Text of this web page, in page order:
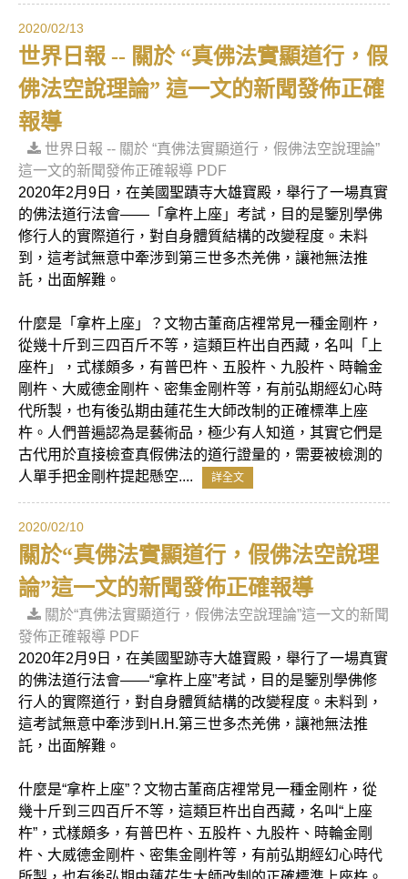
2020/02/13
世界日報 -- 關於 “真佛法實顯道行，假
佛法空說理論” 這一文的新聞發佈正確
報導
世界日報 -- 關於 “真佛法實顯道行，假佛法空說理論”
這一文的新聞發佈正確報導 PDF
2020年2月9日，在美國聖蹟寺大雄寶殿，舉行了一場真實
的佛法道行法會——「拿杵上座」考試，目的是鑒別學佛
修行人的實際道行，對自身體質結構的改變程度。未料
到，這考試無意中牽涉到第三世多杰羌佛，讓祂無法推
託，出面解難。
什麼是「拿杵上座」？文物古董商店裡常見一種金剛杵，
從幾十斤到三四百斤不等，這類巨杵出自西藏，名叫「上
座杵」，式樣頗多，有普巴杵、五股杵、九股杵、時輪金
剛杵、大威德金剛杵、密集金剛杵等，有前弘期經幻心時
代所製，也有後弘期由蓮花生大師改制的正確標準上座
杵。人們普遍認為是藝術品，極少有人知道，其實它們是
古代用於直接檢查真假佛法的道行證量的，需要被檢測的
人單手把金剛杵提起懸空....
詳全文
2020/02/10
關於“真佛法實顯道行，假佛法空說理
論”這一文的新聞發佈正確報導
關於“真佛法實顯道行，假佛法空說理論”這一文的新聞
發佈正確報導 PDF
2020年2月9日，在美國聖跡寺大雄寶殿，舉行了一場真實
的佛法道行法會——“拿杵上座”考試，目的是鑒別學佛修
行人的實際道行，對自身體質結構的改變程度。未料到，
這考試無意中牽涉到H.H.第三世多杰羌佛，讓祂無法推
託，出面解難。
什麼是“拿杵上座”？文物古董商店裡常見一種金剛杵，從
幾十斤到三四百斤不等，這類巨杵出自西藏，名叫“上座
杵”，式樣頗多，有普巴杵、五股杵、九股杵、時輪金剛
杵、大威德金剛杵、密集金剛杵等，有前弘期經幻心時代